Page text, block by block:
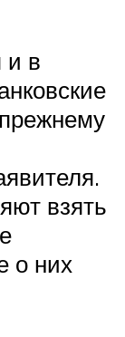
и в
взять
о них